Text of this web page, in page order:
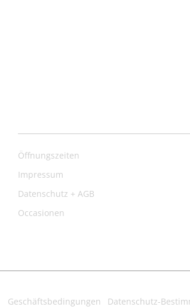
Öffnungszeiten
Impressum
Datenschutz + AGB
Occasionen
Geschäftsbedingungen Datenschutz-